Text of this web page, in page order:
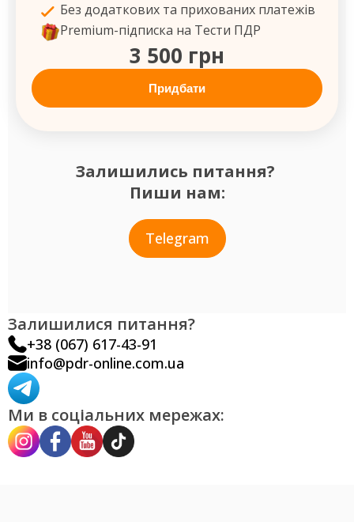
Залишились питання?
Пиши нам:
Telegram
Без додаткових та прихованих платежів
Premium-підписка на Тести ПДР
3 500 грн
Придбати
Залишилися питання?
+38 (067) 617-43-91
info@pdr-online.com.ua
Ми в соціальних мережах: